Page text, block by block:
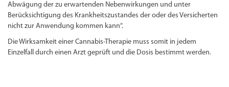
Abwägung der zu erwartenden Nebenwirkungen und unter
Berücksichtigung des Krankheitszustandes der oder des Versicherten
nicht zur Anwendung kommen kann“.
Die Wirksamkeit einer Cannabis-Therapie muss somit in jedem
Einzelfall durch einen Arzt geprüft und die Dosis bestimmt werden.